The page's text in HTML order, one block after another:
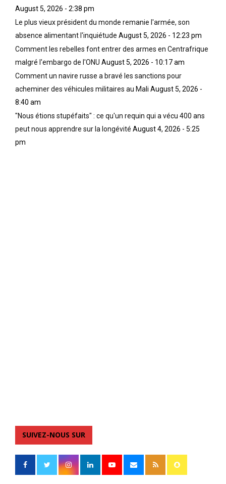
August 5, 2026 - 2:38 pm
Le plus vieux président du monde remanie l'armée, son
absence alimentant l'inquiétude August 5, 2026 - 12:23 pm
Comment les rebelles font entrer des armes en Centrafrique
malgré l'embargo de l'ONU August 5, 2026 - 10:17 am
Comment un navire russe a bravé les sanctions pour
acheminer des véhicules militaires au Mali August 5, 2026 -
8:40 am
"Nous étions stupéfaits" : ce qu'un requin qui a vécu 400 ans
peut nous apprendre sur la longévité August 4, 2026 - 5:25
pm
SUIVEZ-NOUS SUR